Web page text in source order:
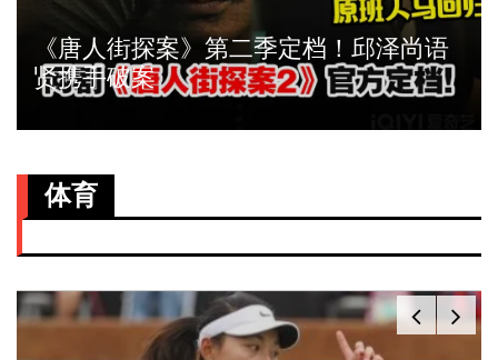
《唐人街探案》第二季定档！邱泽尚语
贤携手破案
体育